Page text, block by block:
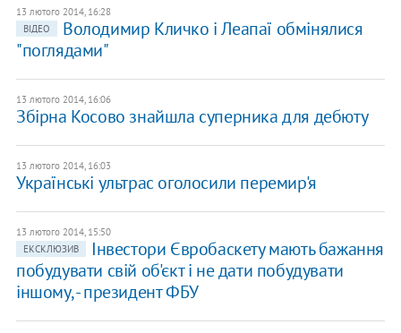
13 лютого 2014, 16:28
ВІДЕО
Володимир Кличко і Леапаї обмінялися
"поглядами"
13 лютого 2014, 16:06
Збірна Косово знайшла суперника для дебюту
13 лютого 2014, 16:03
Українські ультрас оголосили перемир'я
13 лютого 2014, 15:50
ЕКСКЛЮЗИВ
Інвестори Євробаскету мають бажання
побудувати свій об'єкт і не дати побудувати
іншому, - президент ФБУ